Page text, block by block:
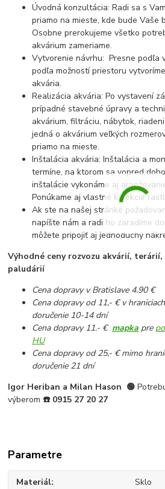
Úvodná konzultácia: Radi sa s
priamo na mieste, kde bude Vaše
Osobne prerokujeme všetko
akvárium zameriame.
Vytvorenie návrhu: Presne podľa
podľa možností priestoru
akvária.
Realizácia akvária: Po vystavení
prípadné stavebné úpravy a
akvárium, filtráciu, nábytok,
jedná o akvárium veľkých
priamo na mieste.
Inštalácia akvária: Inštalácia a
termíne, na ktorom sa vopred
inštalácie vykonáme aj
Ponúkame aj vlastné kolekcie
Ak ste na našej stránke
napíšte nám a radi ho zaradíme
môžete pripojiť aj jednoduchý
Výhodné ceny rozvozu akvárií,
paludárií
Cena dopravy v Bratislave 4.90 €
Cena dopravy od 11,- € v hraniciach
doručenie 10-14 dní
Cena dopravy 11.- € mapka pre
HU
Cena dopravy od 25,- € mimo
doručenie 21 dní
Igor Heriban a Milan Hason 🟢
výberom ☎️ 0915 27 20 27
Parametre
Materiál Sklo